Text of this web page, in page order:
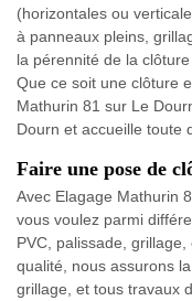
(horizontales ou
à panneaux pleins,
la pérennité de la
Que ce soit une clôture
Mathurin 81 sur Le
Dourn et accueille toute
Faire une pose de
Avec Elagage Mathurin
vous voulez parmi
PVC, palissade,
qualité, nous assurons
grillage, et tous travaux